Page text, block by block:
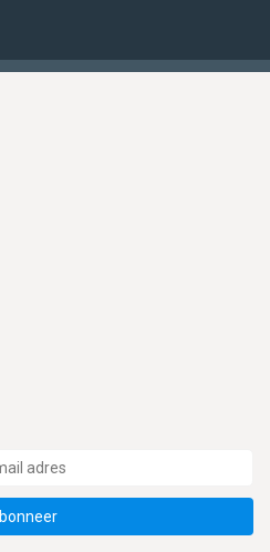
zowel lichamelijk,
verkochte producten. De
grootste zorgvuldigheid
kan echter
niet juist en/of
is niet
waardoor onopzettelijk een
worden
zo spoedig mogelijk